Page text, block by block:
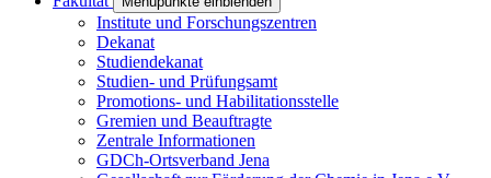
Institute und Forschungszentren
Dekanat
Studiendekanat
Studien- und Prüfungsamt
Promotions- und Habilitationsstelle
Gremien und Beauftragte
Zentrale Informationen
GDCh-Ortsverband Jena